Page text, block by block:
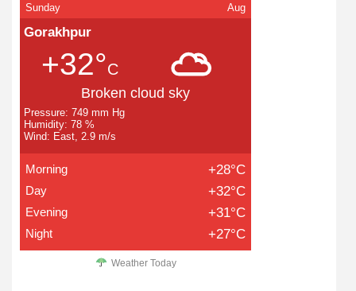
Sunday Aug
Gorakhpur
+32°C
Broken cloud sky
Pressure: 749 mm Hg
Humidity: 78 %
Wind: East, 2.9 m/s
Morning +28°C
Day +32°C
Evening +31°C
Night +27°C
Weather Today